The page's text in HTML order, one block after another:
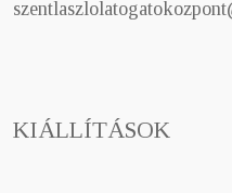
KIÁLLÍTÁSOK